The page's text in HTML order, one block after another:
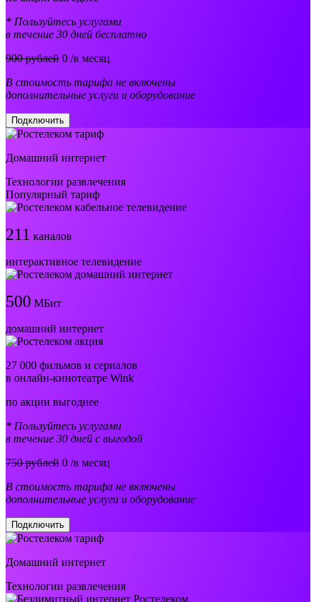
* Пользуйтесь услугами
в течение 30 дней бесплатно
900 рублей 0 /в месяц
В стоимость тарифа не включены
дополнительные услуги и оборудование
Подключить
Домашний интернет
Технологии развлечения
Популярный тариф
211 каналов
интерактивное телевидение
500 МБит
домашний интернет
27 000 фильмов и сериалов
в онлайн-кинотеатре Wink
по акции выгоднее
* Пользуйтесь услугами
в течение 30 дней с выгодой
750 рублей 0 /в месяц
В стоимость тарифа не включены
дополнительные услуги и оборудование
Подключить
Домашний интернет
Технологии развлечения